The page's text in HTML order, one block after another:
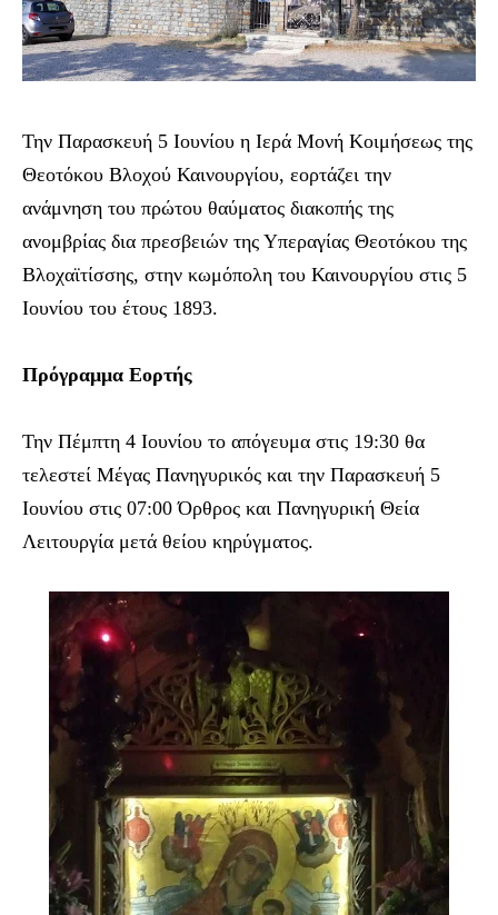
Την Παρασκευή 5 Ιουνίου η Ιερά Μονή Κοιμήσεως της
Θεοτόκου Βλοχού Καινουργίου, εορτάζει την
ανάμνηση του πρώτου θαύματος διακοπής της
ανομβρίας δια πρεσβειών της Υπεραγίας Θεοτόκου της
Βλοχαϊτίσσης, στην κωμόπολη του Καινουργίου στις 5
Ιουνίου του έτους 1893.
Πρόγραμμα Εορτής
Την Πέμπτη 4 Ιουνίου το απόγευμα στις 19:30 θα
τελεστεί Μέγας Πανηγυρικός και την Παρασκευή 5
Ιουνίου στις 07:00 Όρθρος και Πανηγυρική Θεία
Λειτουργία μετά θείου κηρύγματος.